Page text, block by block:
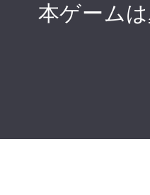
本ゲームは